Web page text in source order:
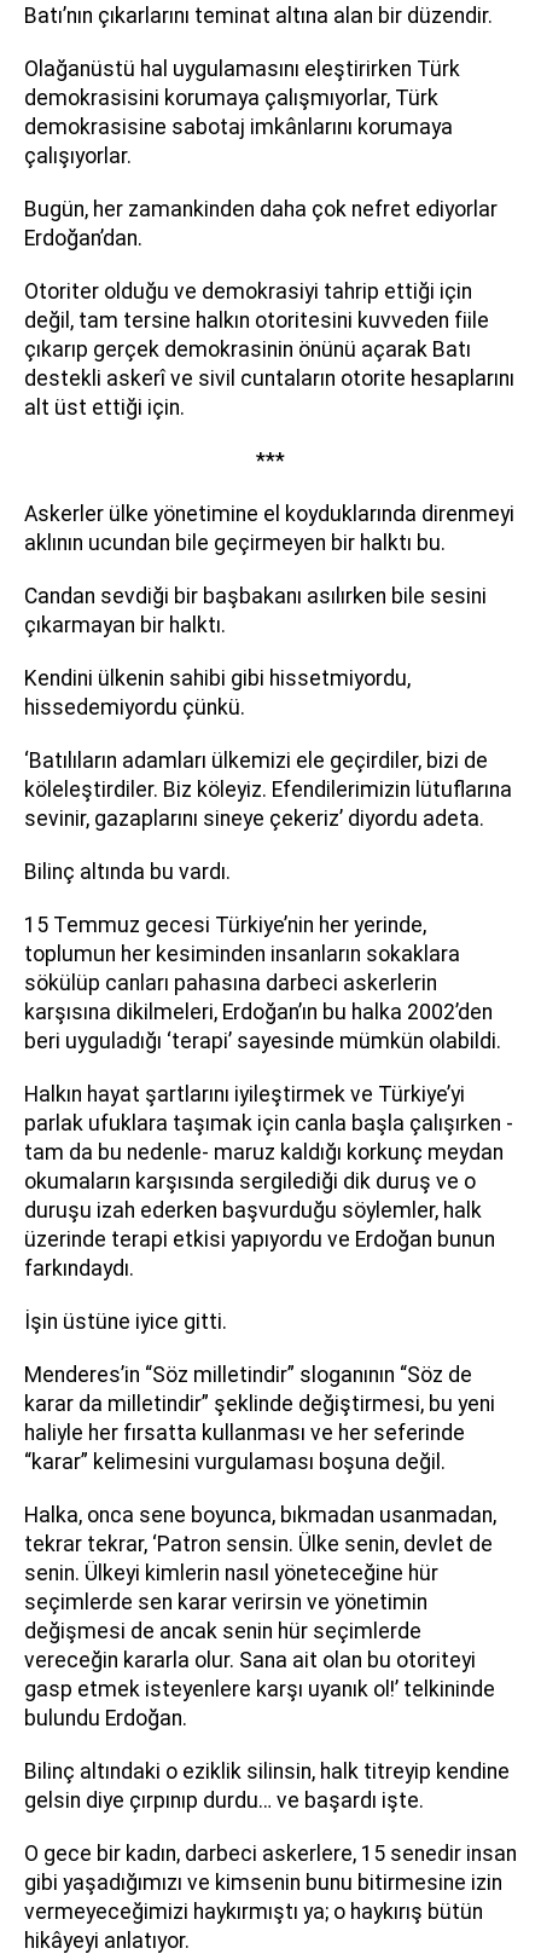
Batı’nın çıkarlarını teminat altına alan bir düzendir.
Olağanüstü hal uygulamasını eleştirirken Türk
demokrasisini korumaya çalışmıyorlar, Türk
demokrasisine sabotaj imkânlarını korumaya
çalışıyorlar.
Bugün, her zamankinden daha çok nefret ediyorlar
Erdoğan’dan.
Otoriter olduğu ve demokrasiyi tahrip ettiği için
değil, tam tersine halkın otoritesini kuvveden fiile
çıkarıp gerçek demokrasinin önünü açarak Batı
destekli askerî ve sivil cuntaların otorite hesaplarını
alt üst ettiği için.
***
Askerler ülke yönetimine el koyduklarında direnmeyi
aklının ucundan bile geçirmeyen bir halktı bu.
Candan sevdiği bir başbakanı asılırken bile sesini
çıkarmayan bir halktı.
Kendini ülkenin sahibi gibi hissetmiyordu,
hissedemiyordu çünkü.
‘Batılıların adamları ülkemizi ele geçirdiler, bizi de
köleleştirdiler. Biz köleyiz. Efendilerimizin lütuflarına
sevinir, gazaplarını sineye çekeriz’ diyordu adeta.
Bilinç altında bu vardı.
15 Temmuz gecesi Türkiye’nin her yerinde,
toplumun her kesiminden insanların sokaklara
sökülüp canları pahasına darbeci askerlerin
karşısına dikilmeleri, Erdoğan’ın bu halka 2002’den
beri uyguladığı ‘terapi’ sayesinde mümkün olabildi.
Halkın hayat şartlarını iyileştirmek ve Türkiye’yi
parlak ufuklara taşımak için canla başla çalışırken -
tam da bu nedenle- maruz kaldığı korkunç meydan
okumaların karşısında sergilediği dik duruş ve o
duruşu izah ederken başvurduğu söylemler, halk
üzerinde terapi etkisi yapıyordu ve Erdoğan bunun
farkındaydı.
İşin üstüne iyice gitti.
Menderes’in “Söz milletindir” sloganının “Söz de
karar da milletindir” şeklinde değiştirmesi, bu yeni
haliyle her fırsatta kullanması ve her seferinde
“karar” kelimesini vurgulaması boşuna değil.
Halka, onca sene boyunca, bıkmadan usanmadan,
tekrar tekrar, ‘Patron sensin. Ülke senin, devlet de
senin. Ülkeyi kimlerin nasıl yöneteceğine hür
seçimlerde sen karar verirsin ve yönetimin
değişmesi de ancak senin hür seçimlerde
vereceğin kararla olur. Sana ait olan bu otoriteyi
gasp etmek isteyenlere karşı uyanık ol!’ telkininde
bulundu Erdoğan.
Bilinç altındaki o eziklik silinsin, halk titreyip kendine
gelsin diye çırpınıp durdu… ve başardı işte.
O gece bir kadın, darbeci askerlere, 15 senedir insan
gibi yaşadığımızı ve kimsenin bunu bitirmesine izin
vermeyeceğimizi haykırmıştı ya; o haykırış bütün
hikâyeyi anlatıyor.